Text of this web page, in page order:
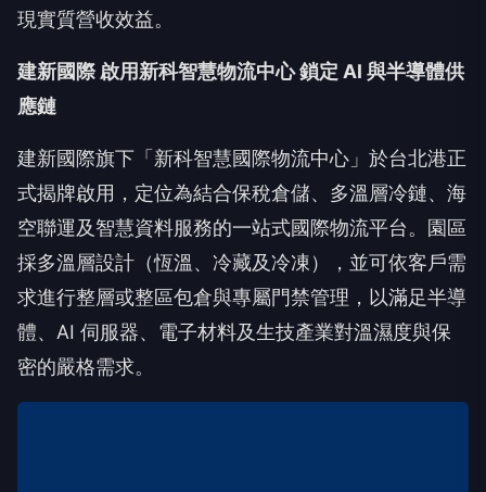
現實質營收效益。
建新國際 啟用新科智慧物流中心 鎖定 AI 與半導體供
應鏈
建新國際旗下「新科智慧國際物流中心」於台北港正
式揭牌啟用，定位為結合保稅倉儲、多溫層冷鏈、海
空聯運及智慧資料服務的一站式國際物流平台。園區
採多溫層設計（恆溫、冷藏及冷凍），並可依客戶需
求進行整層或整區包倉與專屬門禁管理，以滿足半導
體、AI 伺服器、電子材料及生技產業對溫濕度與保
密的嚴格需求。